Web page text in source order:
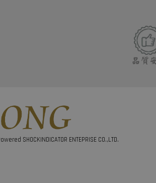
SHOCKINDICATOR ENTEPRISE CO.,LTD.